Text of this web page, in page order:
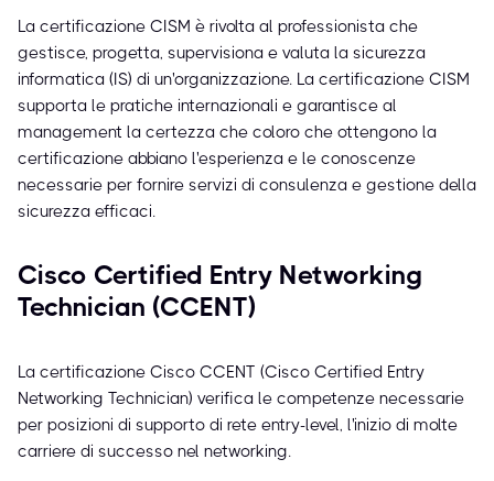
La certificazione CISM è rivolta al professionista che
gestisce, progetta, supervisiona e valuta la sicurezza
informatica (IS) di un'organizzazione. La certificazione CISM
supporta le pratiche internazionali e garantisce al
management la certezza che coloro che ottengono la
certificazione abbiano l'esperienza e le conoscenze
necessarie per fornire servizi di consulenza e gestione della
sicurezza efficaci.
Cisco Certified Entry Networking
Technician (CCENT)
La certificazione Cisco CCENT (Cisco Certified Entry
Networking Technician) verifica le competenze necessarie
per posizioni di supporto di rete entry-level, l'inizio di molte
carriere di successo nel networking.